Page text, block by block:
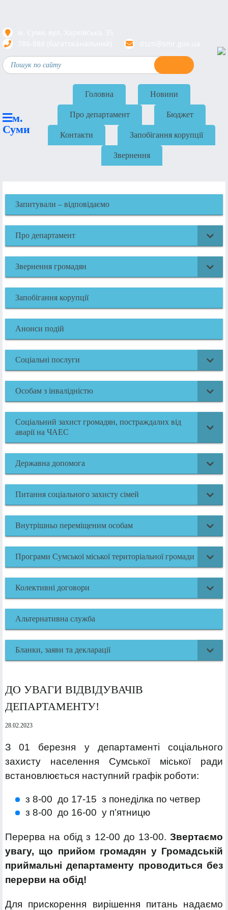
м.
Суми
Головна Новини
Про департамент Бюджет
Контакти Запобігання корупції
Звернення
Запитували – відповідаємо
Про департамент
Звернення громадян
Запобігання корупції
Анонси подій
Соціальні послуги
Особам з інвалідністю
Соціальний захист громадян, постраждалих від
аварії на ЧАЕС
Державна допомога
Питання соціального захисту сімей
Внутрішньо переміщеним особам
Програми Сумської міської територіальної громади
Колективні договори
Альтернативна служба
Бланки, заяви та декларації
ДО УВАГИ ВІДВІДУВАЧІВ
ДЕПАРТАМЕНТУ!
28.02.2023
З 01 березня у департаменті соціального
захисту населення Сумської міської ради
встановлюється наступний графік роботи:
з 8-00 до 17-15 з понеділка по четвер
з 8-00 до 16-00 у п’ятницю
Перерва на обід з 12-00 до 13-00.Звертаємо
увагу, що прийом громадян у Громадській
приймальні департаменту проводиться без
перерви на обід!
Для прискорення вирішення питань надаємо